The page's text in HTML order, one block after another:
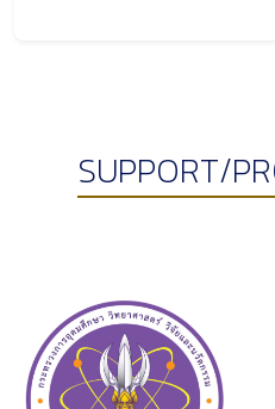
SUPPORT/